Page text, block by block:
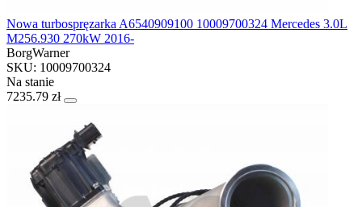
Nowa turbospręzarka A6540909100 10009700324 Mercedes 3.0L
M256.930 270kW 2016-
BorgWarner
SKU: 10009700324
Na stanie
7235.79 zł